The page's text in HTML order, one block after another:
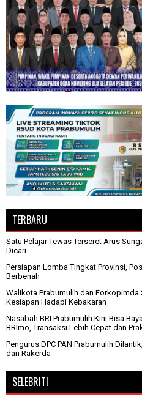
TERBARU
Satu Pelajar Tewas Terseret Arus
Dicari
Persiapan Lomba Tingkat Provinsi,
Berbenah
Walikota Prabumulih dan Forkopimda
Kesiapan Hadapi Kebakaran
Nasabah BRI Prabumulih Kini Bisa
BRImo, Transaksi Lebih Cepat dan
Pengurus DPC PAN Prabumulih
dan Rakerda
SELEBRITI